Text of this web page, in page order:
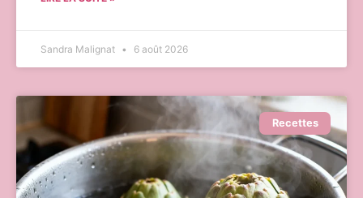
Sandra Malignat 6 août 2026
Recettes